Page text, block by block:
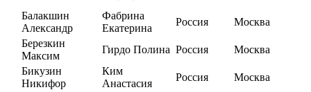
Балакшин
Александр
Фабрина
Екатерина
Россия
Москва
Березкин
Максим
Гирдо Полина Россия
Москва
Бикузин
Никифор
Ким
Анастасия
Россия Москва